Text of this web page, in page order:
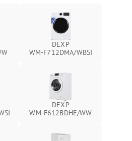
DEXP
WM‑F712DMA/WBSI
DEXP
WM‑F612BDHE/WW